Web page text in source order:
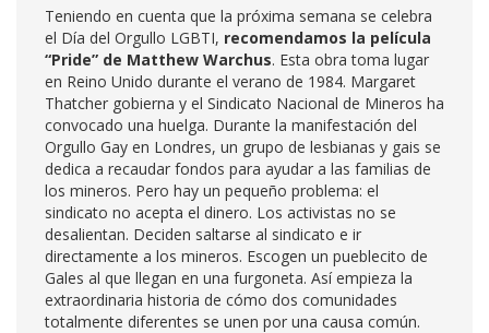
Teniendo en cuenta que la próxima semana se celebra
el Día del Orgullo LGBTI, recomendamos la película
“Pride” de Matthew Warchus. Esta obra toma lugar
en Reino Unido durante el verano de 1984. Margaret
Thatcher gobierna y el Sindicato Nacional de Mineros ha
convocado una huelga. Durante la manifestación del
Orgullo Gay en Londres, un grupo de lesbianas y gais se
dedica a recaudar fondos para ayudar a las familias de
los mineros. Pero hay un pequeño problema: el
sindicato no acepta el dinero. Los activistas no se
desalientan. Deciden saltarse al sindicato e ir
directamente a los mineros. Escogen un pueblecito de
Gales al que llegan en una furgoneta. Así empieza la
extraordinaria historia de cómo dos comunidades
totalmente diferentes se unen por una causa común.